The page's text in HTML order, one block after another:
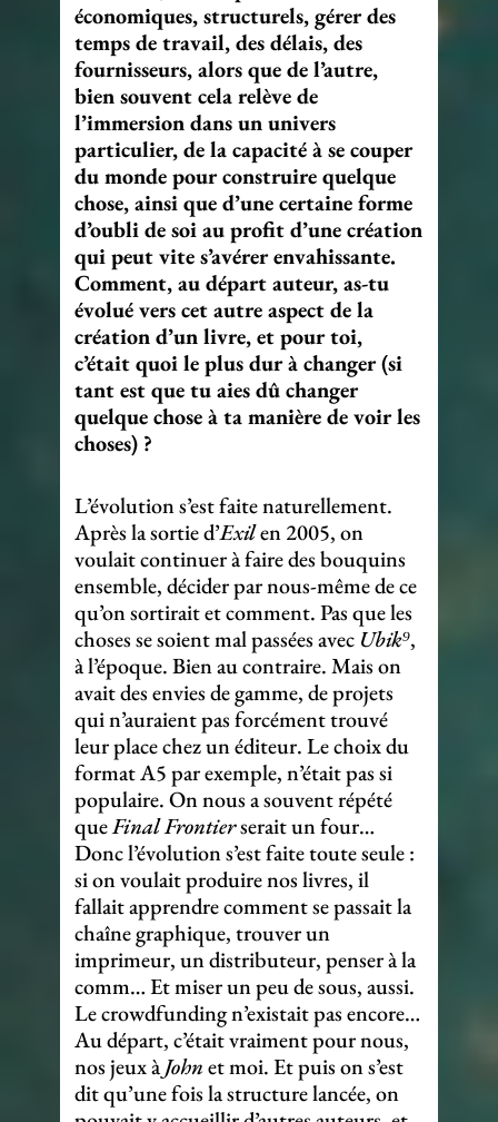
économiques, structurels, gérer des
temps de travail, des délais, des
fournisseurs, alors que de l’autre,
bien souvent cela relève de
l’immersion dans un univers
particulier, de la capacité à se couper
du monde pour construire quelque
chose, ainsi que d’une certaine forme
d’oubli de soi au profit d’une création
qui peut vite s’avérer envahissante.
Comment, au départ auteur, as-tu
évolué vers cet autre aspect de la
création d’un livre, et pour toi,
c’était quoi le plus dur à changer (si
tant est que tu aies dû changer
quelque chose à ta manière de voir les
choses) ?
L’évolution s’est faite naturellement.
Après la sortie d’Exilen 2005, on
voulait continuer à faire des bouquins
ensemble, décider par nous-même de ce
qu’on sortirait et comment. Pas que les
choses se soient mal passées avec Ubik⁹,
à l’époque. Bien au contraire. Mais on
avait des envies de gamme, de projets
qui n’auraient pas forcément trouvé
leur place chez un éditeur. Le choix du
format A5 par exemple, n’était pas si
populaire. On nous a souvent répété
queFinal Frontierserait un four…
Donc l’évolution s’est faite toute seule :
si on voulait produire nos livres, il
fallait apprendre comment se passait la
chaîne graphique, trouver un
imprimeur, un distributeur, penser à la
comm… Et miser un peu de sous, aussi.
Le crowdfunding n’existait pas encore…
Au départ, c’était vraiment pour nous,
nos jeux àJohnet moi. Et puis on s’est
dit qu’une fois la structure lancée, on